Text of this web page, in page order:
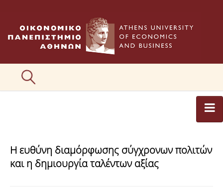
ΚΑΤΗΓΟΡΙΕΣ ΑΡΘΡΩΝ
Η ευθύνη διαμόρφωσης σύγχρονων πολιτών
και η δημιουργία ταλέντων αξίας